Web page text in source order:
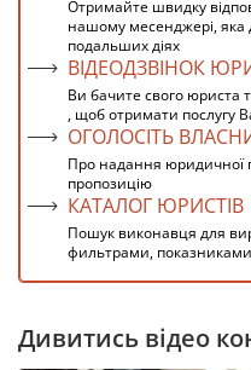
Отримайте швидку
нашому месенджері, яка
подальших діях
ВІДЕОДЗВІНОК
Ви бачите свого юриста
, щоб отримати послугу
ОГОЛОСІТЬ
Про надання юридичної
пропозицію
КАТАЛОГ ЮРИСТІВ
Пошук виконавця для
фильтрами,
Дивитись відео